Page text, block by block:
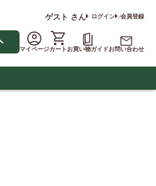
ゲスト さん ログイン 会員登録
マイページカート お買い物ガイドお問い合わせ